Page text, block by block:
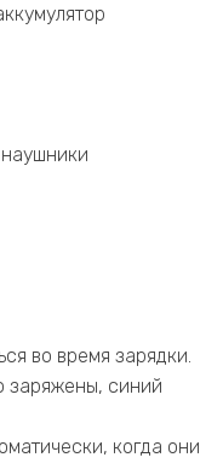
во время зарядки.
заряжены, синий
когда они